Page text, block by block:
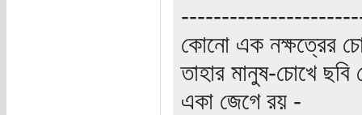
কোনো এক নক্ষত্রের
তাহার মানুষ-চোখে ছবি
একা জেগে রয় -